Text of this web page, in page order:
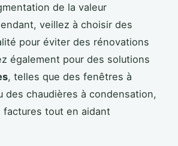
de la valeur
veillez à choisir des
pour éviter des rénovations
également pour des solutions
, telles que des fenêtres à
des chaudières à condensation,
factures tout en aidant